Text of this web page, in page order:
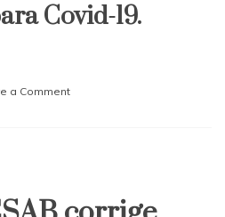
Covid-19.
a Commenton